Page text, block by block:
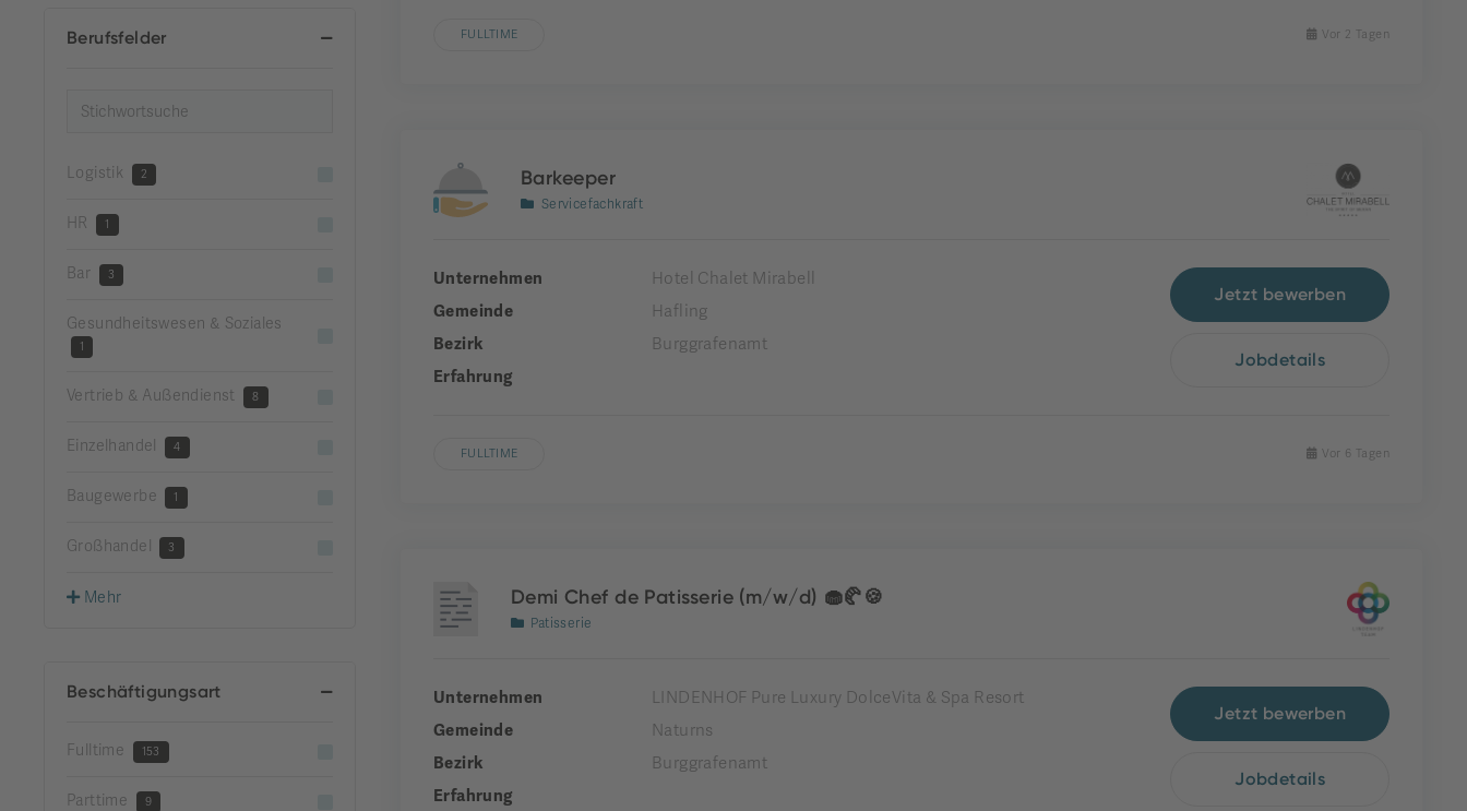
Berufsfelder
Logistik 2
HR 1
Bar 3
Gesundheitswesen & Soziales
1
Vertrieb & Außendienst 8
Einzelhandel 4
Baugewerbe 1
Großhandel 3
Mehr
Beschäftigungsart
Fulltime 153
Parttime 9
FULLTIME Vor 2 Tagen
Barkeeper
Servicefachkraft
Unternehmen
Hotel Chalet Mirabell
Gemeinde
Hafling
Bezirk
Burggrafenamt
Erfahrung
Jetzt bewerben
Jobdetails
FULLTIME Vor 6 Tagen
Demi Chef de Patisserie (m/w/d) 🧁🥐🍪
Patisserie
Unternehmen
LINDENHOF Pure Luxury DolceVita & Spa Resort
Gemeinde
Naturns
Bezirk
Burggrafenamt
Erfahrung
Jetzt bewerben
Jobdetails